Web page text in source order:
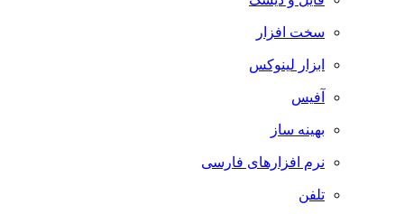
سخت افزار
ابزار لینوکس
آفیس
بهینه ساز
نرم افزارهای فارسی
تلفن